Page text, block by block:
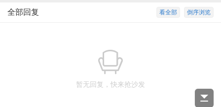
倒序浏览
看全部
全部回复
暂无回复，快来抢沙发